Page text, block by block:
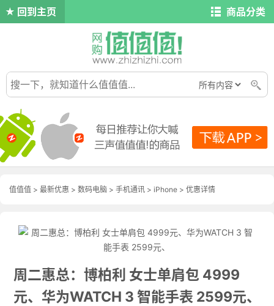
回到主页 商品分类
值值值 > 最新优惠 > 数码电脑 > 手机通讯 > iPhone > 优惠详情
周二惠总：博柏利 女士单肩包 4999
元、华为WATCH 3 智能手表 2599元、